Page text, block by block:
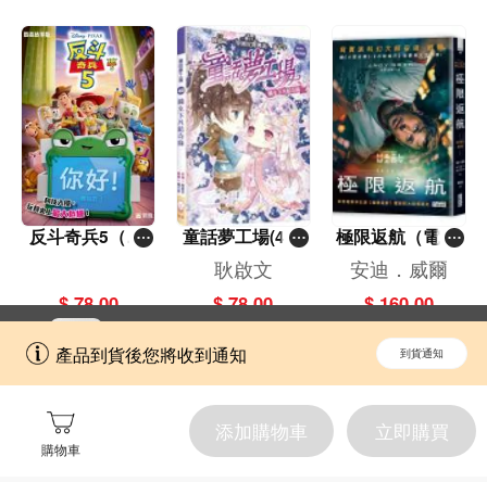
產品到貨後您將收到通知 到貨通知
購物車
添加購物車 立即購買
反斗奇兵5（圖
$ 78.00
童話夢工場(40)
——織女下凡結
奇緣
耿啟文
$ 78.00
極限返航（電影
書衣典藏版）
（獨家收錄作者
訪談）
安迪．威爾
$ 160.00
擁抱更全面的購物和文化體驗。
開啟